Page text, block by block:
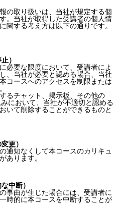
の取り扱いは、当社が規定する個
。当社が取得した受講者の個人情
関する考え方は以下の通りです。
）
必要な限度において、受講者によ
、当社が必要と認める場合、当社
コースへのアクセスを制限または
るチャット、掲示板、その他の
において、当社が不適切と認める
いて削除することができるものと
更）
通知なくして本コースのカリキュ
あります。
中断）
事由が生じた場合には、受講者に
時的に本コースを中断することが